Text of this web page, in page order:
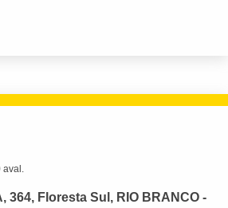
aval.
364, Floresta Sul, RIO BRANCO -